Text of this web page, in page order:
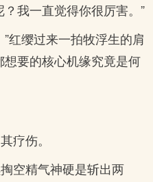
我一直觉得你很厉害。”
红缨过来一拍牧浮生的肩
想要的核心机缘究竟是何
疗伤。
空精气神硬是斩出两